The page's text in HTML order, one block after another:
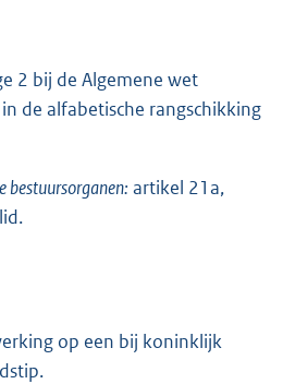
2 bij de Algemene wet
de alfabetische rangschikking
bestuursorganen: artikel 21a,
op een bij koninklijk